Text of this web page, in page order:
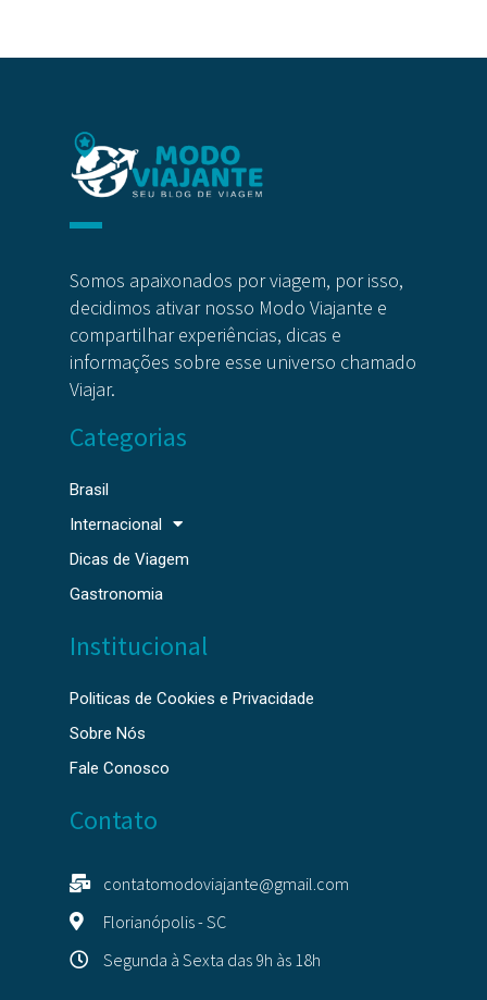
Somos apaixonados por viagem, por isso,
decidimos ativar nosso Modo Viajante e
compartilhar experiências, dicas e
informações sobre esse universo chamado
Viajar.
Categorias
Brasil
Internacional
Dicas de Viagem
Gastronomia
Institucional
Politicas de Cookies e Privacidade
Sobre Nós
Fale Conosco
Contato
contatomodoviajante@gmail.com
Florianópolis - SC
Segunda à Sexta das 9h às 18h